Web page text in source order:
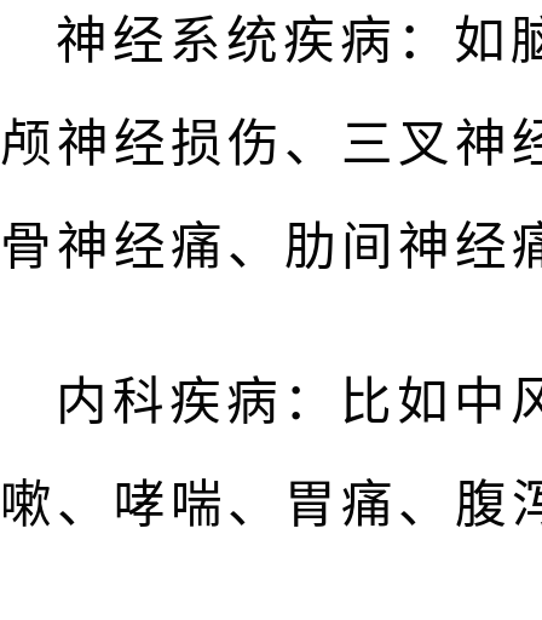
神经系统疾病：如
颅神经损伤、三叉神
骨神经痛、肋间神经
内科疾病：比如中
嗽、哮喘、胃痛、腹